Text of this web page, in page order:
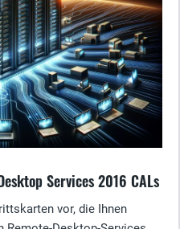
Services 2016 CALs
vor, die Ihnen